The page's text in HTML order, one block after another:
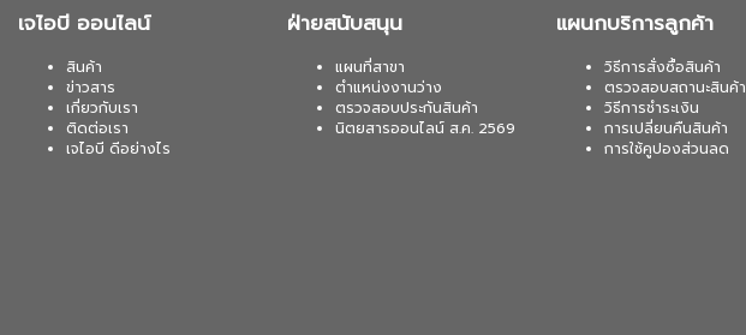
เจไอบี ออนไลน์
สินค้า
ข่าวสาร
เกี่ยวกับเรา
ติดต่อเรา
เจไอบี ดีอย่างไร
ฝ่ายสนับสนุน
แผนที่สาขา
ตำแหน่งงานว่าง
ตรวจสอบประกันสินค้า
นิตยสารออนไลน์ ส.ค. 2569
แผนกบริการลูกค้า
วิธีการสั่งซื้อสินค้า
ตรวจสอบสถานะสินค้า
วิธีการชำระเงิน
การเปลี่ยนคืนสินค้า
การใช้คูปองส่วนลด